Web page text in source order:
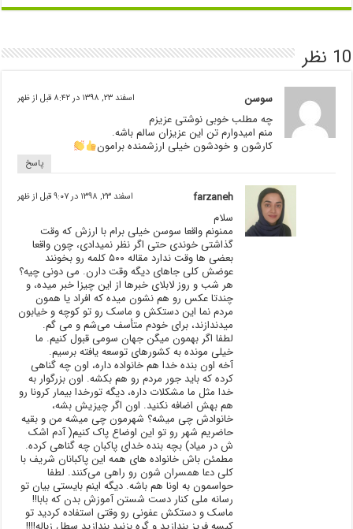
10 نظر
سوسن اسفند ۲۳, ۱۳۹۸ در ۸:۴۲ قبل از ظهر
چه مطلب خوبی نوشتی عزیزم
منم امیدوارم تن این عزیزان سالم باشه.
کارشون و خودشون خیلی ارزشمنده برامون
پاسخ
farzaneh اسفند ۲۳, ۱۳۹۸ در ۹:۰۷ قبل از ظهر
سلام
ممنونم واقعا سوسن خیلی برام با ارزش که وقت
گذاشتی خوندی حتی اگر نظر نمیدادی، چون واقعا
بعضی ها وقت ندارد مقاله ۵۰۰ کلمه رو بخونند
عوضش کلی جاهای دیگه وقت دارن. می دونی چیه؟
هر شب و روز لابلای خبرها از این چیزا خبر میده، و
چندتا عکس رو هم نشون میده که افراد یا همون
مردم نما این دستکش و ماسک رو تو کوچه و خیابون
میدندازند، برای خودم متأسف می‌شم و می گم.
لطفا اگر بهمون میگن جهان سومی قبول کنیم. ما
خیلی مونده به کشورهای توسعه یافته برسیم.
آخه اون بنده خدا هم خانواده داره، اون چه گناهی
کرده که باید جور مردم رو هم بکشه. اون بزرگوار به
خدا مثل ما مشکلات داره، دیگه تورخدا بیمار کرونا رو
هم بهش اضافه نکنید. اون اگر چیزیش بشه،
خانوادش چی میشه؟ شهرمون چی میشه من و بقیه
حاضریم شهر رو تو این اوضاع پاک کنیم( آدم اشک
ش در میاد) بچه بنده خدای پاکبان چه گناهی کرده.
مطمئن باش خانواده های همه این پاکبانان شریف با
کلی دعا همسران شون رو راهی می‌کنند. لطفا
حواسمون به اونا هم باشه. دیگه اینم بایستی بیان تو
رسانه ملی کنار دست شستن آموزش بدن که بابا!!
ماسک و دستکش عفونی رو وقتی استفاده کردید تو